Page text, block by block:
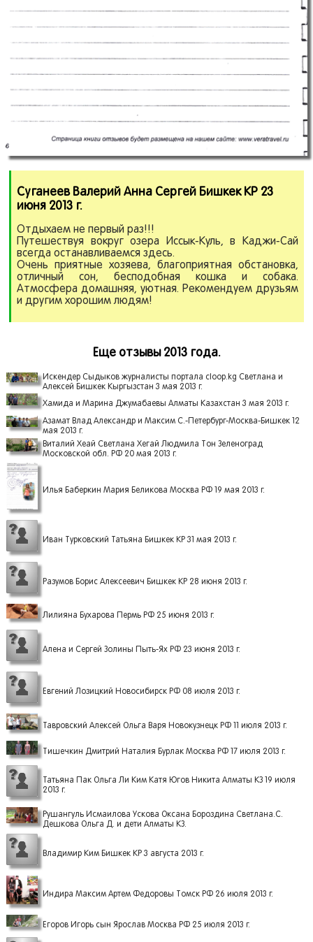
Суганеев Валерий Анна Сергей Бишкек КР 23
июня 2013 г.
Отдыхаем не первый раз!!!
Путешествуя вокруг озера Иссык-Куль, в Каджи-Сай
всегда останавливаемся здесь.
Очень приятные хозяева, благоприятная обстановка,
отличный сон, бесподобная кошка и собака.
Атмосфера домашняя, уютная. Рекомендуем друзьям
и другим хорошим людям!
Еще отзывы 2013 года.
Искендер Сыдыков журналисты портала cloop.kg Светлана и
Алексей Бишкек Кыргызстан 3 мая 2013 г.
Хамида и Марина Джумабаевы Алматы Казахстан 3 мая 2013 г.
Азамат Влад Александр и Максим С.-Петербург-Москва-Бишкек 12
мая 2013 г.
Виталий Хеай Светлана Хегай Людмила Тон Зеленоград
Московской обл. РФ 20 мая 2013 г.
Илья Баберкин Мария Беликова Москва РФ 19 мая 2013 г.
Иван Турковский Татьяна Бишкек КР 31 мая 2013 г.
Разумов Борис Алексеевич Бишкек КР 28 июня 2013 г.
Лилияна Бухарова Пермь РФ 25 июня 2013 г.
Алена и Сергей Золины Пыть-Ях РФ 23 июня 2013 г.
Евгений Лозицкий Новосибирск РФ 08 июля 2013 г.
Тавровский Алексей Ольга Варя Новокузнецк РФ 11 июля 2013 г.
Тишечкин Дмитрий Наталия Бурлак Москва РФ 17 июля 2013 г.
Татьяна Пак Ольга Ли Ким Катя Югов Никита Алматы КЗ 19 июля
2013 г.
Рушангуль Исмаилова Ускова Оксана Бороздина Светлана.С.
Дешкова Ольга Д. и дети Алматы КЗ.
Владимир Ким Бишкек КР 3 августа 2013 г.
Индира Максим Артем Федоровы Томск РФ 26 июля 2013 г.
Егоров Игорь сын Ярослав Москва РФ 25 июля 2013 г.